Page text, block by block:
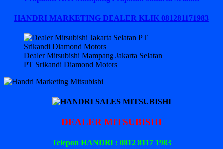
HANDRI MARKETING DEALER KLIK 081281171983
Dealer Mitsubishi Mampang Jakarta Selatan
PT Srikandi Diamond Motors
DEALER MITSUBISHI
Telepon HANDRI : 0812 8117 1983